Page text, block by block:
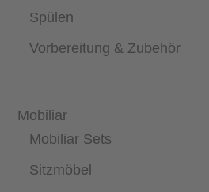
Spülen
Vorbereitung & Zubehör
Mobiliar
Mobiliar Sets
Sitzmöbel